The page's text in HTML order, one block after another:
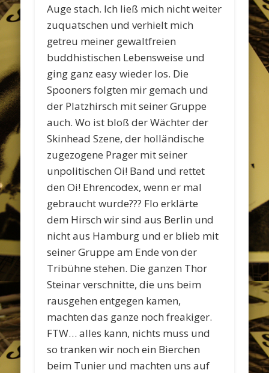
Auge stach. Ich ließ mich nicht weiter
zuquatschen und verhielt mich
getreu meiner gewaltfreien
buddhistischen Lebensweise und
ging ganz easy wieder los. Die
Spooners folgten mir gemach und
der Platzhirsch mit seiner Gruppe
auch. Wo ist bloß der Wächter der
Skinhead Szene, der holländische
zugezogene Prager mit seiner
unpolitischen Oi! Band und rettet
den Oi! Ehrencodex, wenn er mal
gebraucht wurde??? Flo erklärte
dem Hirsch wir sind aus Berlin und
nicht aus Hamburg und er blieb mit
seiner Gruppe am Ende von der
Tribühne stehen. Die ganzen Thor
Steinar verschnitte, die uns beim
rausgehen entgegen kamen,
machten das ganze noch freakiger.
FTW… alles kann, nichts muss und
so tranken wir noch ein Bierchen
beim Tunier und machten uns auf